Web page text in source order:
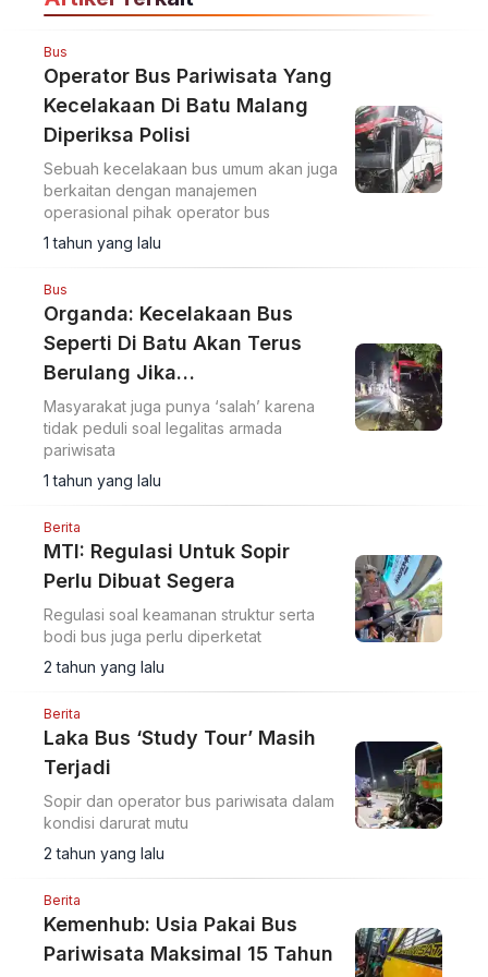
Bus
Operator Bus Pariwisata Yang
Kecelakaan Di Batu Malang
Diperiksa Polisi
Sebuah kecelakaan bus umum akan juga
berkaitan dengan manajemen
operasional pihak operator bus
1 tahun yang lalu
Bus
Organda: Kecelakaan Bus
Seperti Di Batu Akan Terus
Berulang Jika…
Masyarakat juga punya ‘salah’ karena
tidak peduli soal legalitas armada
pariwisata
1 tahun yang lalu
Berita
MTI: Regulasi Untuk Sopir
Perlu Dibuat Segera
Regulasi soal keamanan struktur serta
bodi bus juga perlu diperketat
2 tahun yang lalu
Berita
Laka Bus ‘Study Tour’ Masih
Terjadi
Sopir dan operator bus pariwisata dalam
kondisi darurat mutu
2 tahun yang lalu
Berita
Kemenhub: Usia Pakai Bus
Pariwisata Maksimal 15 Tahun